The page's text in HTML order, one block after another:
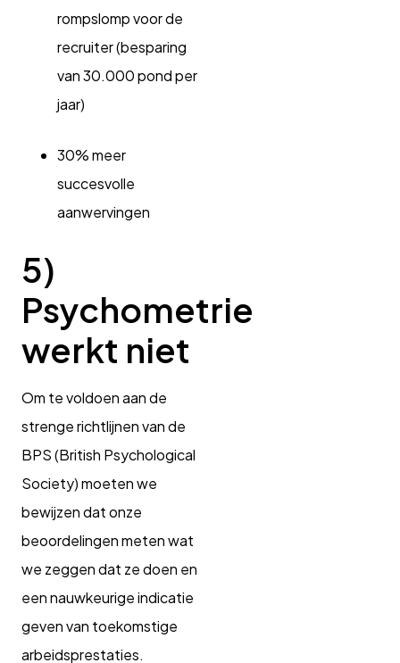
rompslomp voor de
recruiter (besparing
van 30.000 pond per
jaar)
30% meer
succesvolle
aanwervingen
5)
Psychometrie
werkt niet
Om te voldoen aan de
strenge richtlijnen van de
BPS (British Psychological
Society) moeten we
bewijzen dat onze
beoordelingen meten wat
we zeggen dat ze doen en
een nauwkeurige indicatie
geven van toekomstige
arbeidsprestaties.